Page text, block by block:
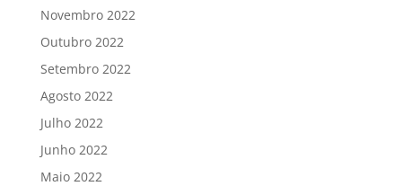
Novembro 2022
Outubro 2022
Setembro 2022
Agosto 2022
Julho 2022
Junho 2022
Maio 2022